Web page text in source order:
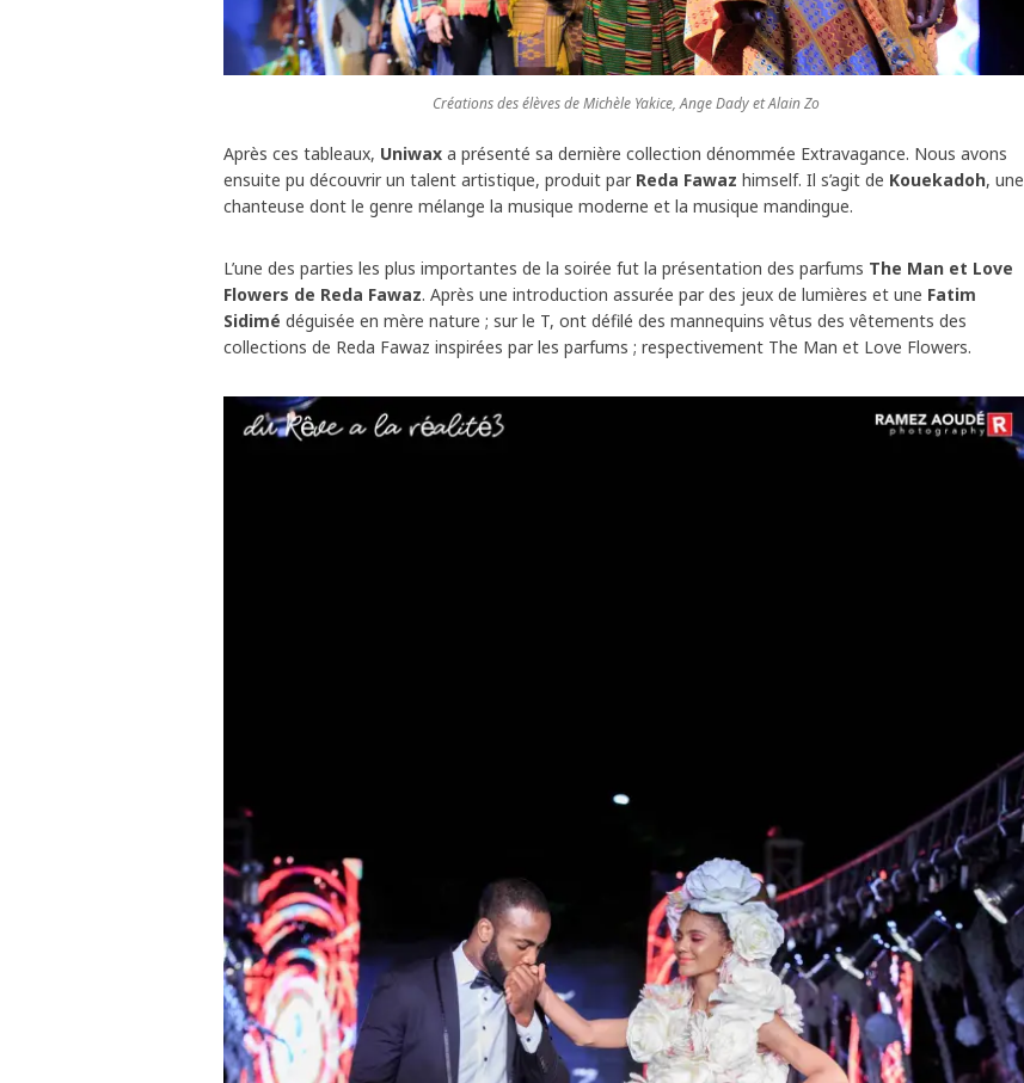
Créations des élèves de Michèle Yakice, Ange Dady et Alain Zo
Après ces tableaux, Uniwax a présenté sa dernière collection dénommée Extravagance. Nous avons
ensuite pu découvrir un talent artistique, produit par Reda Fawaz himself. Il s’agit de Kouekadoh, une
chanteuse dont le genre mélange la musique moderne et la musique mandingue.
L’une des parties les plus importantes de la soirée fut la présentation des parfums The Man et Love
Flowers de Reda Fawaz. Après une introduction assurée par des jeux de lumières et une Fatim
Sidimé déguisée en mère nature ; sur le T, ont défilé des mannequins vêtus des vêtements des
collections de Reda Fawaz inspirées par les parfums ; respectivement The Man et Love Flowers.